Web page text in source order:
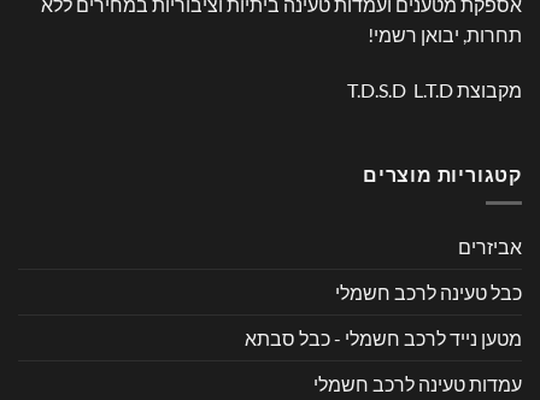
תחרות, יבואן רשמי!
מקבוצת T.D.S.D L.T.D
קטגוריות מוצרים
אביזרים
כבל טעינה לרכב חשמלי
מטען נייד לרכב חשמלי - כבל סבתא
עמדות טעינה לרכב חשמלי